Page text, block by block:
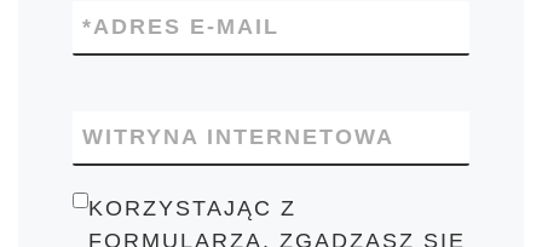
ADRES E-MAIL
*
WITRYNA INTERNETOWA
KORZYSTAJĄC Z
FORMULARZA, ZGADZASZ SIĘ